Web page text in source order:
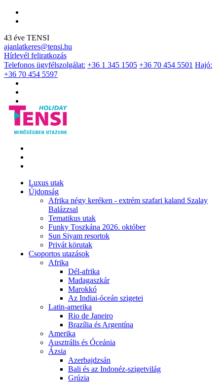
43 éve TENSI
ajanlatkeres@tensi.hu
Hírlevél feliratkozás
Telefonos ügyfélszolgálat: +36 1 345 1505 +36 70 454 5501 Hajó:
+36 70 454 5597
Luxus utak
Újdonság
Afrika négy keréken - extrém szafari kaland Szalay
Balázzsal
Tematikus utak
Funky Toszkána 2026. október
Sun Siyam resortok
Privát körutak
Csoportos utazások
Afrika
Dél-afrika
Madagaszkár
Marokkó
Az Indiai-óceán szigetei
Latin-amerika
Rio de Janeiro
Brazília és Argentína
Amerika
Ausztrális és Óceánia
Ázsia
Azerbajdzsán
Bali és az Indonéz-szigetvilág
Grúzia